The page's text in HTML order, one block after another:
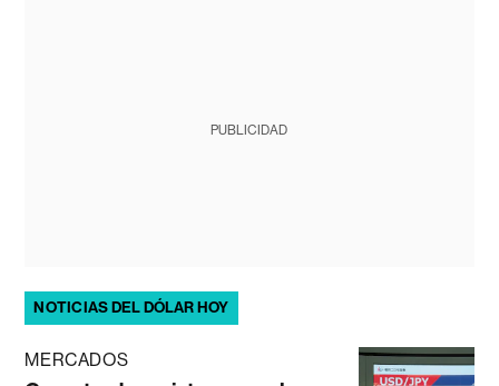
PUBLICIDAD
NOTICIAS DEL DÓLAR HOY
MERCADOS